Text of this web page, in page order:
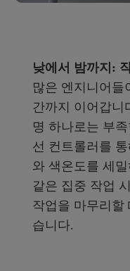
낮에서 밤까지:
많은 엔지니어들
간까지 이어갑니
명 하나로는 부족
선 컨트롤러를
와 색온도를 세
같은 집중 작업
작업을 마무리할
습니다.